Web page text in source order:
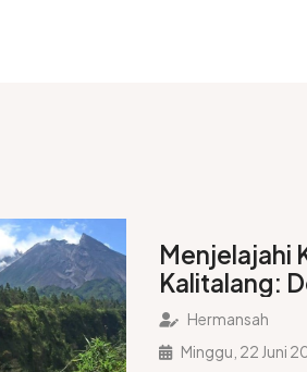
Menjelajahi
Kalitalang:
Favorit di
Klaten
Hermansah
Minggu, 22 Juni